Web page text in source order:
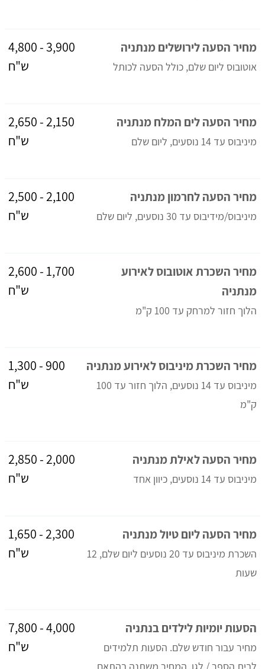
מחיר הסעה לירושלים מנתניה
אוטובוס ליום שלם, כולל הסעה לכותל
3,900 - 4,800
ש"ח
מחיר הסעה לים המלח מנתניה
מיניבוס עד 14 נוסעים, ליום שלם
2,150 - 2,650
ש"ח
מחיר הסעה לחרמון מנתניה
מיניבוס/מידיבוס עד 30 נוסעים, ליום שלם
2,100 - 2,500
ש"ח
מחיר השכרת אוטובוס לאירוע
מנתניה
הלוך חזור למרחק עד 100 ק"מ
1,700 - 2,600
ש"ח
מחיר השכרת מיניבוס לאירוע מנתניה
מיניבוס עד 14 נוסעים, הלוך חזור עד 100
ק"מ
900 - 1,300
ש"ח
מחיר הסעה לאילת מנתניה
מיניבוס עד 14 נוסעים, כיוון אחד
2,000 - 2,850
ש"ח
מחיר הסעה ליום טיול מנתניה
השכרת מיניבוס עד 20 נוסעים ליום שלם, 12
שעות
2,300 - 1,650
ש"ח
הסעות יומיות לילדים בנתניה
מחיר עבור חודש שלם. הסעות תלמידים
4,000 - 7,800
ש"ח